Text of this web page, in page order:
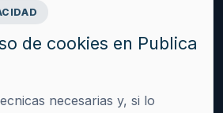
de cookies en Publica
necesarias y, si lo